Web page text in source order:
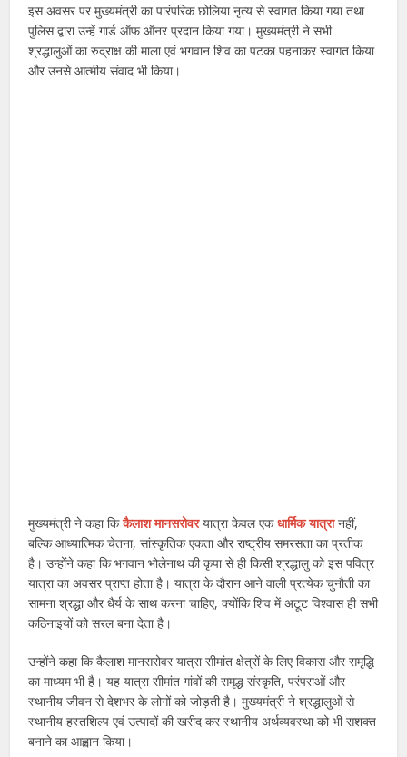
इस अवसर पर मुख्यमंत्री का पारंपरिक छोलिया नृत्य से स्वागत किया गया तथा
पुलिस द्वारा उन्हें गार्ड ऑफ ऑनर प्रदान किया गया। मुख्यमंत्री ने सभी
श्रद्धालुओं का रुद्राक्ष की माला एवं भगवान शिव का पटका पहनाकर स्वागत किया
और उनसे आत्मीय संवाद भी किया।
मुख्यमंत्री ने कहा किकैलाश मानसरोवरयात्रा केवल एकधार्मिक यात्रानहीं,
बल्कि आध्यात्मिक चेतना, सांस्कृतिक एकता और राष्ट्रीय समरसता का प्रतीक
है। उन्होंने कहा कि भगवान भोलेनाथ की कृपा से ही किसी श्रद्धालु को इस पवित्र
यात्रा का अवसर प्राप्त होता है। यात्रा के दौरान आने वाली प्रत्येक चुनौती का
सामना श्रद्धा और धैर्य के साथ करना चाहिए, क्योंकि शिव में अटूट विश्वास ही सभी
कठिनाइयों को सरल बना देता है।
उन्होंने कहा कि कैलाश मानसरोवर यात्रा सीमांत क्षेत्रों के लिए विकास और समृद्धि
का माध्यम भी है। यह यात्रा सीमांत गांवों की समृद्ध संस्कृति, परंपराओं और
स्थानीय जीवन से देशभर के लोगों को जोड़ती है। मुख्यमंत्री ने श्रद्धालुओं से
स्थानीय हस्तशिल्प एवं उत्पादों की खरीद कर स्थानीय अर्थव्यवस्था को भी सशक्त
बनाने का आह्वान किया।